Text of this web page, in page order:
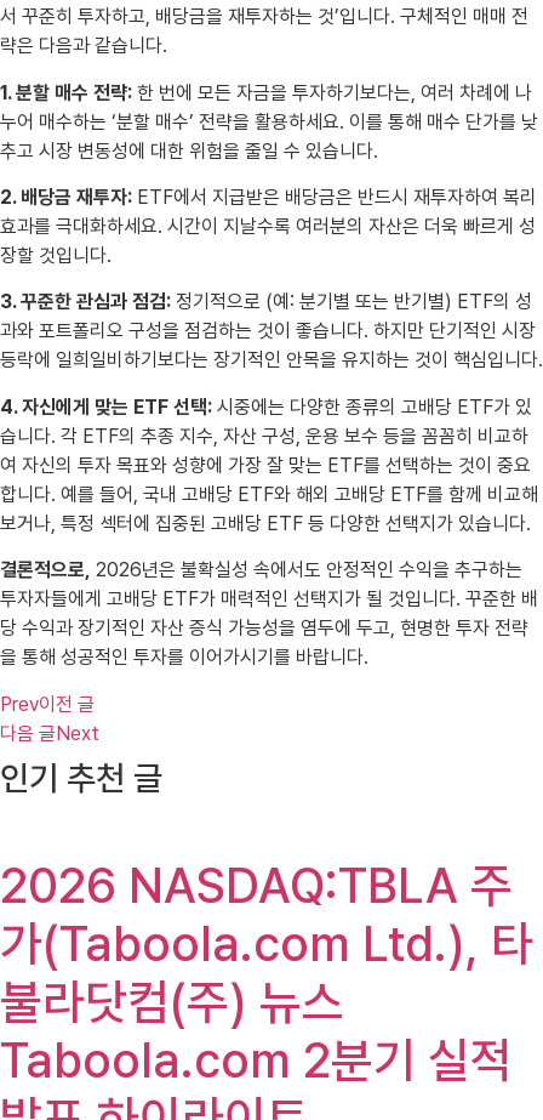
서 꾸준히 투자하고, 배당금을 재투자하는 것’입니다. 구체적인 매매 전
략은 다음과 같습니다.
1. 분할 매수 전략: 한 번에 모든 자금을 투자하기보다는, 여러 차례에 나
누어 매수하는 ‘분할 매수’ 전략을 활용하세요. 이를 통해 매수 단가를 낮
추고 시장 변동성에 대한 위험을 줄일 수 있습니다.
2. 배당금 재투자: ETF에서 지급받은 배당금은 반드시 재투자하여 복리
효과를 극대화하세요. 시간이 지날수록 여러분의 자산은 더욱 빠르게 성
장할 것입니다.
3. 꾸준한 관심과 점검: 정기적으로 (예: 분기별 또는 반기별) ETF의 성
과와 포트폴리오 구성을 점검하는 것이 좋습니다. 하지만 단기적인 시장
등락에 일희일비하기보다는 장기적인 안목을 유지하는 것이 핵심입니다.
4. 자신에게 맞는 ETF 선택: 시중에는 다양한 종류의 고배당 ETF가 있
습니다. 각 ETF의 추종 지수, 자산 구성, 운용 보수 등을 꼼꼼히 비교하
여 자신의 투자 목표와 성향에 가장 잘 맞는 ETF를 선택하는 것이 중요
합니다. 예를 들어, 국내 고배당 ETF와 해외 고배당 ETF를 함께 비교해
보거나, 특정 섹터에 집중된 고배당 ETF 등 다양한 선택지가 있습니다.
결론적으로, 2026년은 불확실성 속에서도 안정적인 수익을 추구하는
투자자들에게 고배당 ETF가 매력적인 선택지가 될 것입니다. 꾸준한 배
당 수익과 장기적인 자산 증식 가능성을 염두에 두고, 현명한 투자 전략
을 통해 성공적인 투자를 이어가시기를 바랍니다.
Prev이전 글
다음 글Next
인기 추천 글
2026 NASDAQ:TBLA 주
가(Taboola.com Ltd.), 타
불라닷컴(주) 뉴스
Taboola.com 2분기 실적